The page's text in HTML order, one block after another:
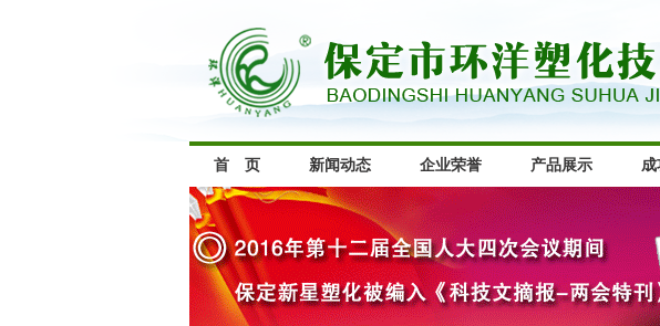
首 页 新闻动态 企业荣誉 产品展示 成